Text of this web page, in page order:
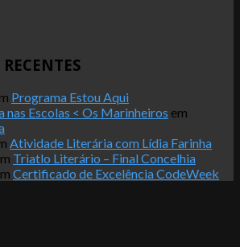
Programa Estou Aqui
nas Escolas < Os Marinheiros em
Atividade Literária com Lídia Farinha
Triatlo Literário – Final Concelhia
Certificado de Excelência CodeWeek